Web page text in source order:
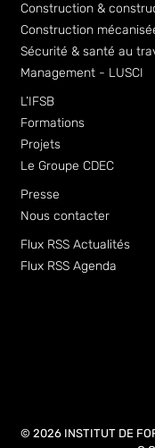
Construction &
Construction
Sécurité & santé au
Management - LUSCI
L’IFSB
Formations
Projets
Le Groupe CDEC
Presse
Nous contacter
Flux RSS Actualités
Flux RSS Agenda
© 2026 INSTITUT DE